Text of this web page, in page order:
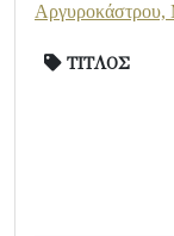
Αργυροκάστρου,
ΤΙΤΛΟΣ